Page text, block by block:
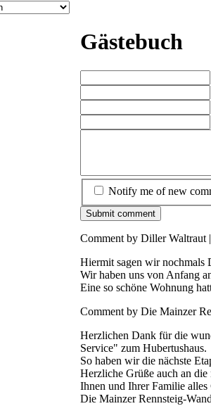
Gästebuch
Notify me of new
Comment by Diller Waltraut
Hiermit sagen wir nochmals
Wir haben uns von Anfang
Eine so schöne Wohnung
Comment by Die Mainzer
Herzlichen Dank für die
Service" zum Hubertushaus.
So haben wir die nächste
Herzliche Grüße auch an die
Ihnen und Ihrer Familie alles
Die Mainzer Rennsteig-